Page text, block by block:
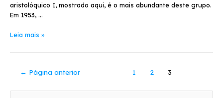
aristolóquico I, mostrado aqui, é o mais abundante deste grupo.
Em 1953, …
Leia mais »
← Página anterior 1 2 3